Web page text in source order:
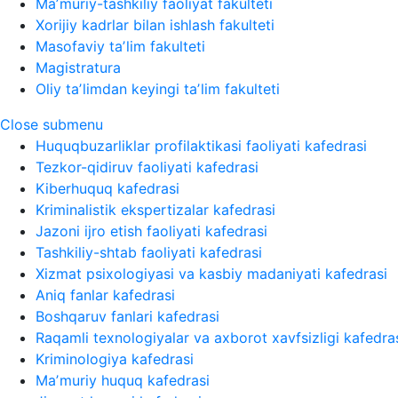
Maʼmuriy-tashkiliy faoliyat fakulteti
Xorijiy kadrlar bilan ishlash fakulteti
Masofaviy taʼlim fakulteti
Magistratura
Oliy taʼlimdan keyingi taʼlim fakulteti
Close submenu
Huquqbuzarliklar profilaktikasi faoliyati kafedrasi
Tezkor-qidiruv faoliyati kafedrasi
Kiberhuquq kafedrasi
Kriminalistik ekspertizalar kafedrasi
Jazoni ijro etish faoliyati kafedrasi
Tashkiliy-shtab faoliyati kafedrasi
Xizmat psixologiyasi va kasbiy madaniyati kafedrasi
Aniq fanlar kafedrasi
Boshqaruv fanlari kafedrasi
Raqamli texnologiyalar va axborot xavfsizligi
Kriminologiya kafedrasi
Maʼmuriy huquq kafedrasi